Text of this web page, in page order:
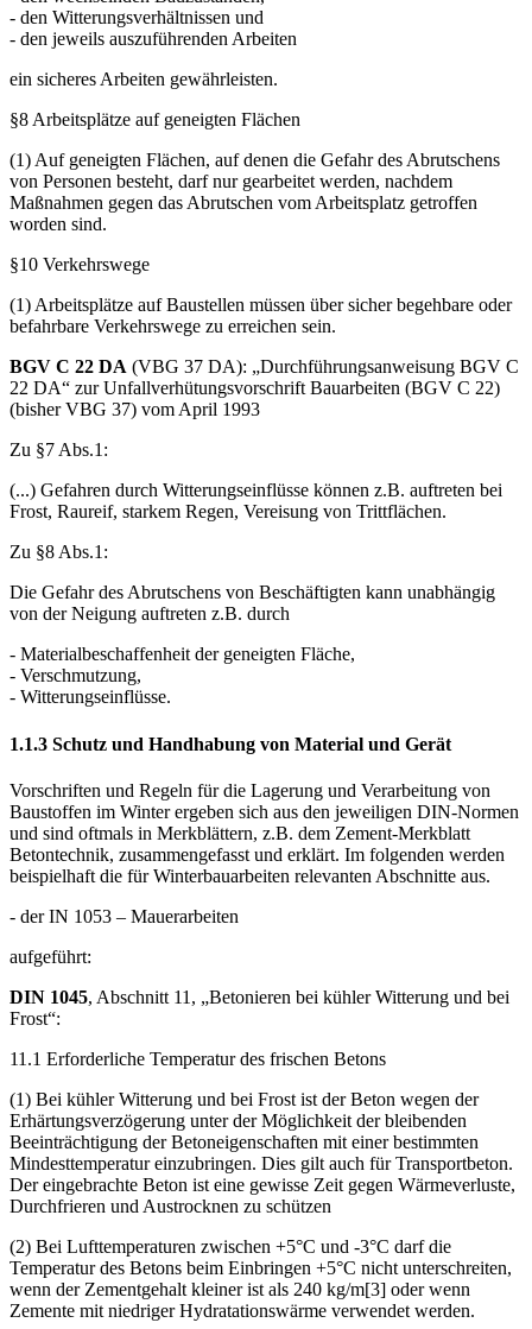
- der Art der baulichen Anlage,
- den wechselnden Bauzuständen,
- den jeweils auszuführenden Arbeiten
ein sicheres Arbeiten gewährleisten.
§8 Arbeitsplätze auf geneigten Flächen
(1) Auf geneigten Flächen, auf denen die Gefahr des Abrutschens
von Personen besteht, darf nur gearbeitet werden, nachdem
worden sind.
§10 Verkehrswege
befahrbare Verkehrswege zu erreichen sein.
BGV C 22 DA(VBG 37 DA): „Durchführungsanweisung BGV C
(bisher VBG 37) vom April 1993
Zu §7 Abs.1:
Frost, Raureif, starkem Regen, Vereisung von Trittflächen.
Zu §8 Abs.1:
von der Neigung auftreten z.B. durch
- Materialbeschaffenheit der geneigten Fläche,
- Witterungseinflüsse.
1.1.3 Schutz und Handhabung von Material und Gerät
Vorschriften und Regeln für die Lagerung und Verarbeitung von
Baustoffen im Winter ergeben sich aus den jeweiligen DIN-Normen
und sind oftmals in Merkblättern, z.B. dem Zement-Merkblatt
beispielhaft die für Winterbauarbeiten relevanten Abschnitte aus.
- der IN 1053 – Mauerarbeiten
aufgeführt:
Frost“:
11.1 Erforderliche Temperatur des frischen Betons
(1) Bei kühler Witterung und bei Frost ist der Beton wegen der
Erhärtungsverzögerung unter der Möglichkeit der bleibenden
Beeinträchtigung der Betoneigenschaften mit einer bestimmten
Mindesttemperatur einzubringen. Dies gilt auch für Transportbeton.
Durchfrieren und Austrocknen zu schützen
(2) Bei Lufttemperaturen zwischen +5°C und -3°C darf die
Temperatur des Betons beim Einbringen +5°C nicht unterschreiten,